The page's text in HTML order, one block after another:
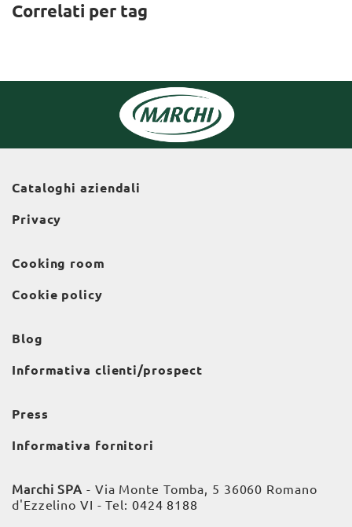
Correlati per tag
Cataloghi aziendali
Privacy
Cooking room
Cookie policy
Blog
Informativa clienti/prospect
Press
Informativa fornitori
Marchi SPA - Via Monte Tomba, 5 36060 Romano
d'Ezzelino VI - Tel: 0424 8188